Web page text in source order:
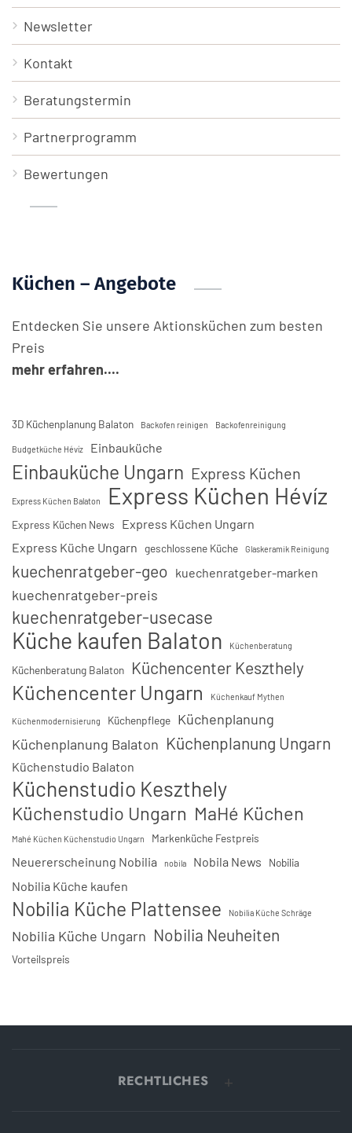
Newsletter
Kontakt
Beratungstermin
Partnerprogramm
Bewertungen
Küchen – Angebote
Entdecken Sie unsere Aktionsküchen zum besten
Preis
mehr erfahren....
3D Küchenplanung Balaton Backofen reinigen Backofenreinigung
Budgetküche Hévíz Einbauküche
Einbauküche Ungarn Express Küchen
Express Küchen Balaton Express Küchen Hévíz
Express Küchen News
Express Küchen Ungarn
Express Küche Ungarn geschlossene Küche Glaskeramik Reinigung
kuechenratgeber-geo kuechenratgeber-marken
kuechenratgeber-preis
kuechenratgeber-usecase
Küche kaufen Balaton Küchenberatung
Küchenberatung Balaton Küchencenter Keszthely
Küchencenter Ungarn Küchenkauf Mythen
Küchenmodernisierung Küchenpflege Küchenplanung
Küchenplanung Balaton Küchenplanung Ungarn
Küchenstudio Balaton
Küchenstudio Keszthely
Küchenstudio Ungarn MaHé Küchen
Mahé Küchen Küchenstudio Ungarn Markenküche Festpreis
Neuererscheinung Nobilia nobila Nobila News Nobilia
Nobilia Küche kaufen
Nobilia Küche Plattensee Nobilia Küche Schräge
Nobilia Küche Ungarn Nobilia Neuheiten
Vorteilspreis
RECHTLICHES